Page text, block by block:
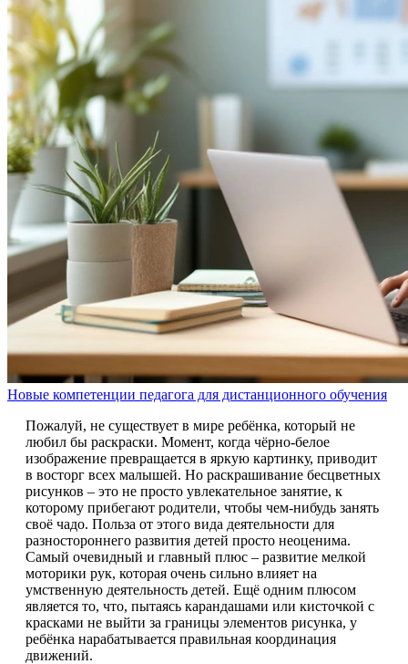
Новые компетенции педагога для дистанционного обучения
Пожалуй, не существует в мире ребёнка, который не
любил бы раскраски. Момент, когда чёрно-белое
изображение превращается в яркую картинку, приводит
в восторг всех малышей. Но раскрашивание бесцветных
рисунков – это не просто увлекательное занятие, к
которому прибегают родители, чтобы чем-нибудь занять
своё чадо. Польза от этого вида деятельности для
разностороннего развития детей просто неоценима.
Самый очевидный и главный плюс – развитие мелкой
моторики рук, которая очень сильно влияет на
умственную деятельность детей. Ещё одним плюсом
является то, что, пытаясь карандашами или кисточкой с
красками не выйти за границы элементов рисунка, у
ребёнка нарабатывается правильная координация
движений.